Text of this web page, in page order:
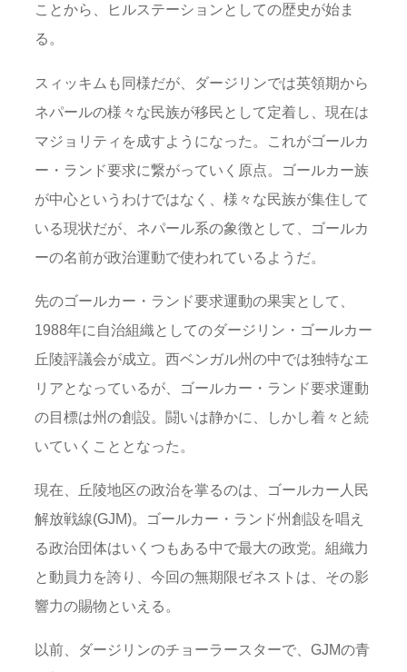
ことから、ヒルステーションとしての歴史が始ま
る。
スィッキムも同様だが、ダージリンでは英領期から
ネパールの様々な民族が移民として定着し、現在は
マジョリティを成すようになった。これがゴールカ
ー・ランド要求に繋がっていく原点。ゴールカー族
が中心というわけではなく、様々な民族が集住して
いる現状だが、ネパール系の象徴として、ゴールカ
ーの名前が政治運動で使われているようだ。
先のゴールカー・ランド要求運動の果実として、
1988年に自治組織としてのダージリン・ゴールカー
丘陵評議会が成立。西ベンガル州の中では独特なエ
リアとなっているが、ゴールカー・ランド要求運動
の目標は州の創設。闘いは静かに、しかし着々と続
いていくこととなった。
現在、丘陵地区の政治を掌るのは、ゴールカー人民
解放戦線(GJM)。ゴールカー・ランド州創設を唱え
る政治団体はいくつもある中で最大の政党。組織力
と動員力を誇り、今回の無期限ゼネストは、その影
響力の賜物といえる。
以前、ダージリンのチョーラースターで、GJMの青